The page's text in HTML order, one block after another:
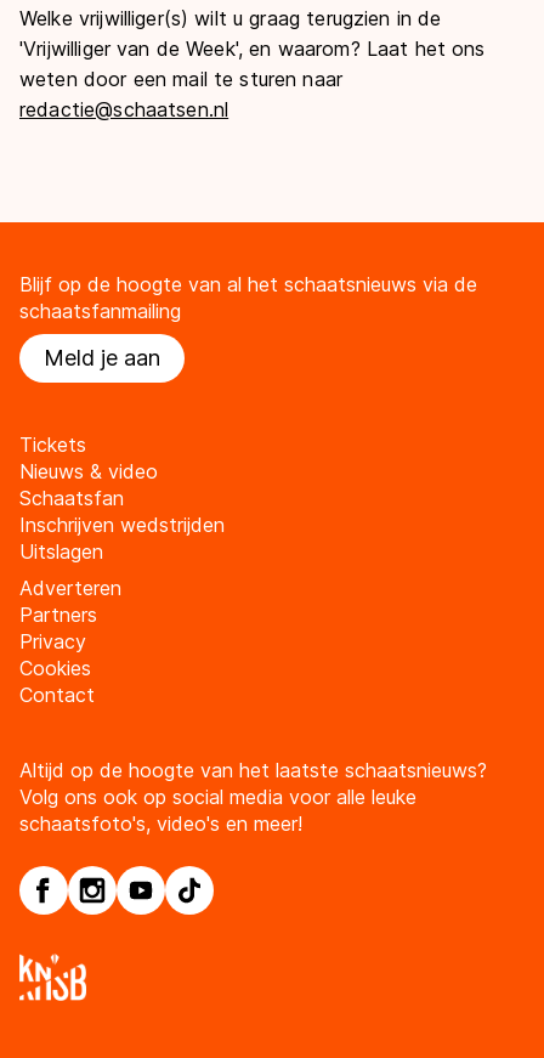
Welke vrijwilliger(s) wilt u graag terugzien in de
'Vrijwilliger van de Week', en waarom? Laat het ons
weten door een mail te sturen naar
redactie@schaatsen.nl
Blijf op de hoogte van al het schaatsnieuws via de
schaatsfanmailing
Meld je aan
Tickets
Nieuws & video
Schaatsfan
Inschrijven wedstrijden
Uitslagen
Adverteren
Partners
Privacy
Cookies
Contact
Altijd op de hoogte van het laatste schaatsnieuws?
Volg ons ook op social media voor alle leuke
schaatsfoto's, video's en meer!